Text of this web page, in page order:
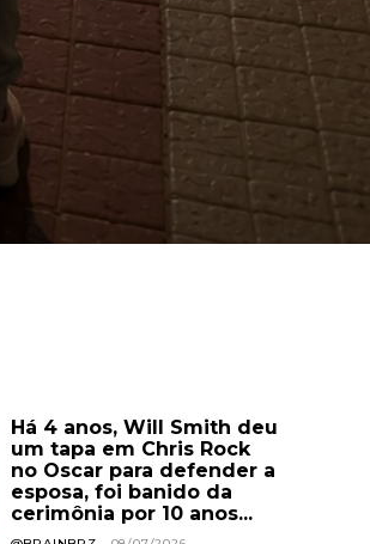
Há 4 anos, Will Smith deu
um tapa em Chris Rock
no Oscar para defender a
esposa, foi banido da
cerimônia por 10 anos...